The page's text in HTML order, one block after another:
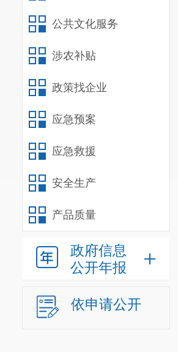
公共文化服务
涉农补贴
政策找企业
应急预案
应急救援
安全生产
产品质量
政府信息
公开年报
依申请公开